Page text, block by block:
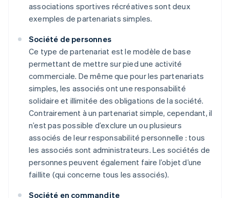
associations sportives récréatives sont deux
exemples de partenariats simples.
Société de personnes
Ce type de partenariat est le modèle de base
permettant de mettre sur pied une activité
commerciale. De même que pour les partenariats
simples, les associés ont une responsabilité
solidaire et illimitée des obligations de la société.
Contrairement à un partenariat simple, cependant, il
n’est pas possible d’exclure un ou plusieurs
associés de leur responsabilité personnelle : tous
les associés sont administrateurs. Les sociétés de
personnes peuvent également faire l’objet d’une
faillite (qui concerne tous les associés).
Société en commandite